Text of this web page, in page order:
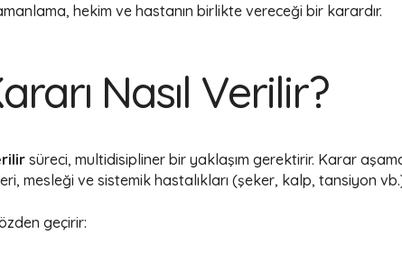
hekim ve hastanın birlikte vereceği bir karardır.
Nasıl Verilir?
süreci, multidisipliner bir yaklaşım gerektirir. Karar
mesleği ve sistemik hastalıkları (şeker, kalp, tansiyon
geçirir: